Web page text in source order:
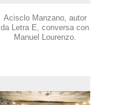
Acisclo Manzano, autor
da Letra E, conversa con
Manuel Lourenzo.